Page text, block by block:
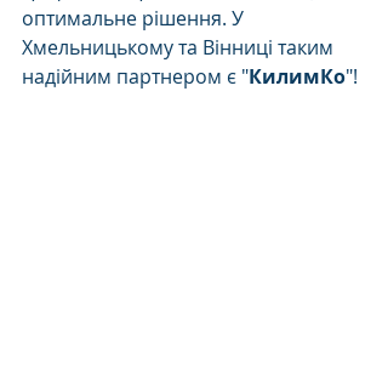
оптимальне рішення. У
Хмельницькому та Вінниці таким
надійним партнером є "КилимКо"!